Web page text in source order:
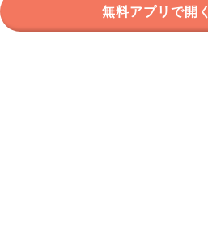
無料アプリで開く